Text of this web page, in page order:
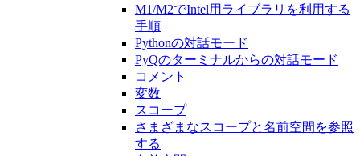
M1/M2でIntel用ライブラリを利用する
手順
Pythonの対話モード
PyQのターミナルからの対話モード
コメント
変数
スコープ
さまざまなスコープと名前空間を参照
する